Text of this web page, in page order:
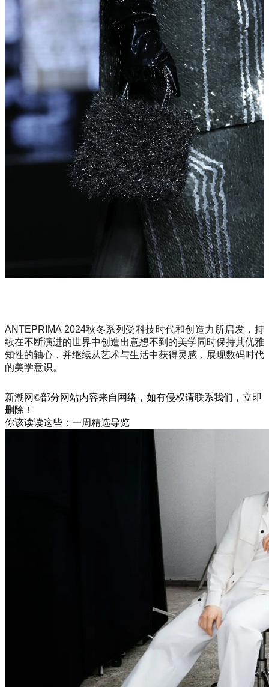
ANTEPRIMA 2024秋冬系列受科技时代和创造力所启发，持
续在不断演进的世界中创造出意想不到的美学同时保持其优雅
知性的轴心，并继续从艺术与生活中获得灵感，展现数码时代
的美学意识。
新潮网©部分网站内容来自网络，如有侵权请联系我们，立即
删除！
你该读读这些：一周精选导览